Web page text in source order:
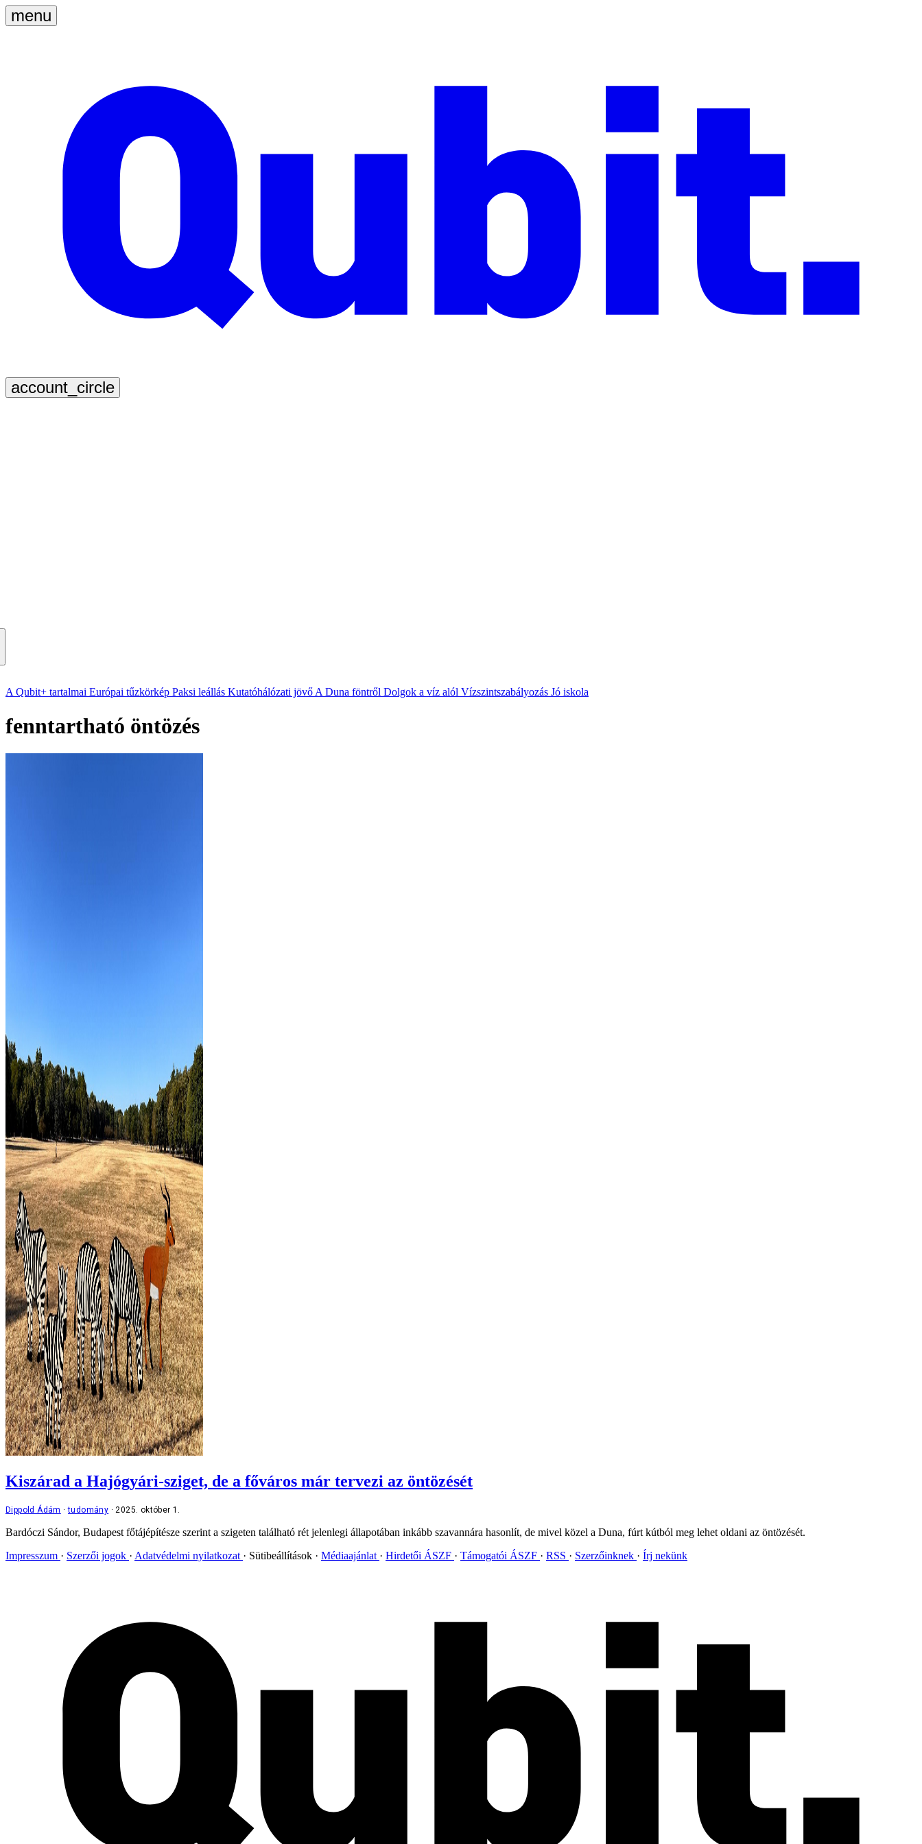
A Qubit+ tartalmai Európai tűzkörkép Paksi leállás Kutatóhálózati jövő A Duna föntről Dolgok a víz alól Vízszintszabályozás Jó iskola
fenntartható öntözés
Kiszárad a Hajógyári-sziget, de a főváros már tervezi az öntözését
Dippold Ádám tudomány 2025. október 1.
Bardóczi Sándor, Budapest főtájépítésze szerint a szigeten található rét jelenlegi állapotában inkább szavannára hasonlít, de mivel közel a Duna, fúrt kútból meg lehet oldani az öntözését.
Impresszum
Szerzői jogok Adatvédelmi nyilatkozat Sütibeállítások Médiaajánlat Hirdetői ÁSZF Támogatói ÁSZF RSS Szerzőinknek Írj nekünk